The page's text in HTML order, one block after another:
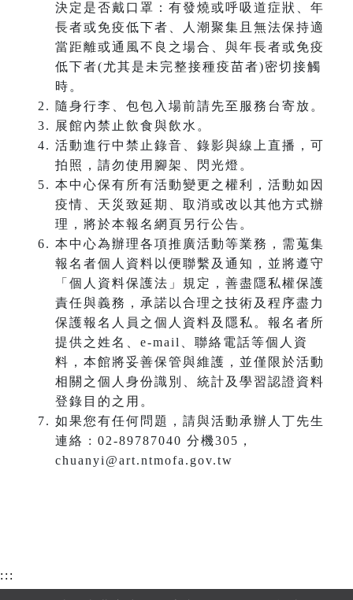
決定是否戴口罩：有發燒或呼吸道症狀、年
長者或免疫低下者、人潮聚集且無法保持適
當距離或通風不良之場合、與年長者或免疫
低下者(尤其是未完整接種疫苗者)密切接觸
時。
隨身行李、包包入場前請先至服務台寄放。
展館內禁止飲食與飲水。
活動進行中禁止錄音、錄影與線上直播，可
拍照，請勿使用腳架、閃光燈。
本中心保有所有活動變更之權利，活動如因
疫情、天災致延期、取消或改以其他方式辦
理，將於本報名網頁另行公告。
本中心為辦理各項推廣活動等業務，需蒐集
報名者個人資料以便聯繫及通知，並將遵守
「個人資料保護法」規定，善盡隱私權保護
責任與義務，承諾以合理之技術及程序盡力
保護報名人員之個人資料及隱私。報名者所
提供之姓名、e-mail、聯絡電話等個人資
料，本館將妥善保管與維護，並僅限於活動
相關之個人身份識別、統計及學習認證資料
登錄目的之用。
如果您有任何問題，請與活動承辦人丁先生
連絡 : 02-89787040 分機305，
chuanyi@art.ntmofa.gov.tw
:::